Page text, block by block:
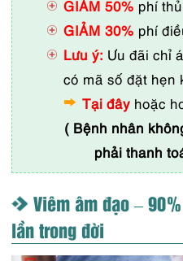
GIẢM 50% phí
GIẢM 30% phí
Lưu ý: Ưu đãi chỉ
có mã số đặt hẹn
Tại đây hoặc
( Bệnh nhân
phải thanh
Viêm âm đạo –
lần trong đời